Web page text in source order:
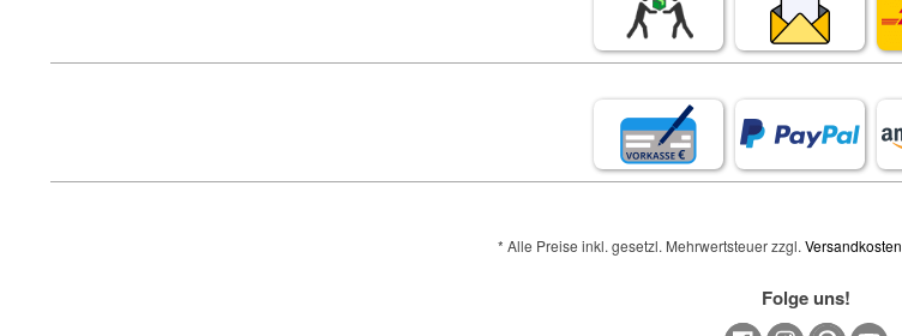
* Alle Preise inkl. gesetzl. Mehrwertsteuer zzgl. Versandkosten
Folge uns!